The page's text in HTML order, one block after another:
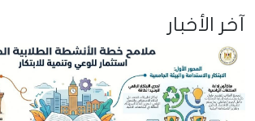
آخر الأخبار